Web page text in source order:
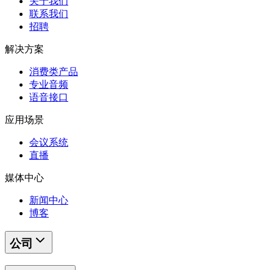
联系我们
招聘
解决方案
消费类产品
专业音频
语音接口
应用场景
会议系统
直播
媒体中心
新闻中心
博客
公司